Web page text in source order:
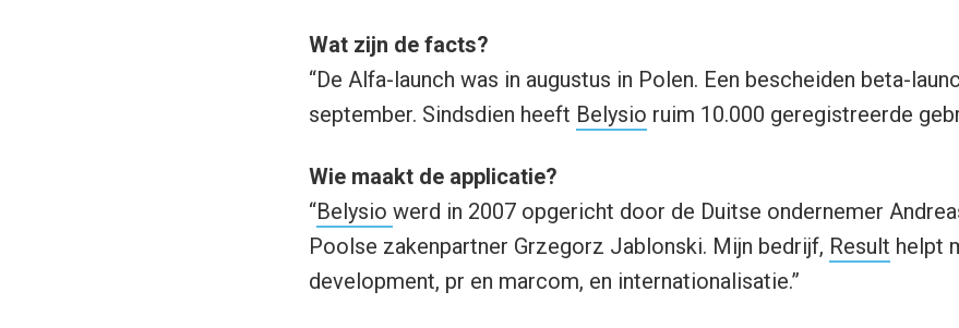
Wat zijn de facts?
“De Alfa-launch was in augustus in Polen. Een bescheiden beta-
september. Sindsdien heeft Belysio ruim 10.000 geregistreerde
Wie maakt de applicatie?
“Belysio werd in 2007 opgericht door de Duitse ondernemer
Poolse zakenpartner Grzegorz Jablonski. Mijn bedrijf, Result helpt
development, pr en marcom, en internationalisatie.”